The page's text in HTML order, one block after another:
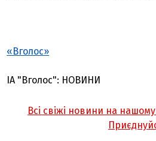
«Вголос»
ІА "Вголос": НОВИНИ
Всі свіжі новини на